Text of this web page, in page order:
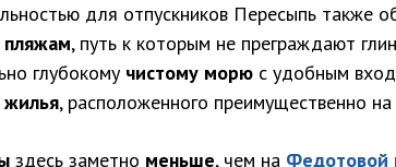
для отпускников Пересыпь также
, путь к которым не преграждают
глубокому чистому морюс удобным
жилья, расположенного преимущественно на
здесь заметно меньше, чем на Федотовой